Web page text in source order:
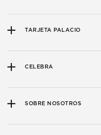
TARJETA PALACIO
CELEBRA
SOBRE NOSOTROS